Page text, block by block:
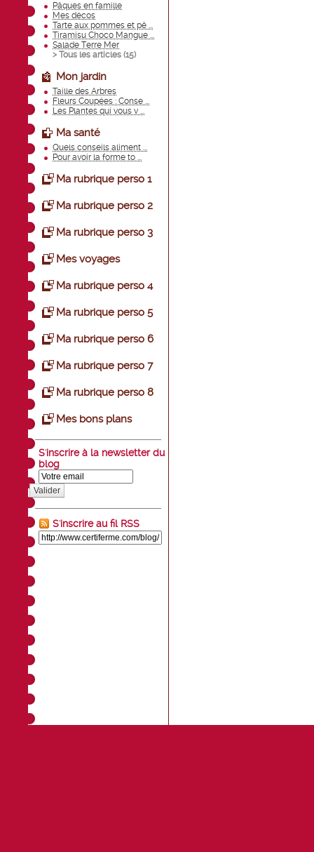
Pâques en famille
Mes décos
Tarte aux pommes et pê ...
Tiramisu Choco Mangue ...
Salade Terre Mer
> Tous les articles (15)
Mon jardin
Taille des Arbres
Fleurs Coupées : Conse ...
Les Plantes qui vous v ...
Ma santé
Quels conseils aliment ...
Pour avoir la forme to ...
Ma rubrique perso 1
Ma rubrique perso 2
Ma rubrique perso 3
Mes voyages
Ma rubrique perso 4
Ma rubrique perso 5
Ma rubrique perso 6
Ma rubrique perso 7
Ma rubrique perso 8
Mes bons plans
S'inscrire à la newsletter du
blog
Valider
S'inscrire au fil RSS